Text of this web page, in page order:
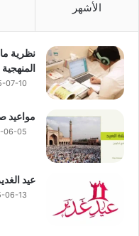
الأشهر
نظرية ما
المنهجية
07-10
مواعيد
06-05
عيد
06-13